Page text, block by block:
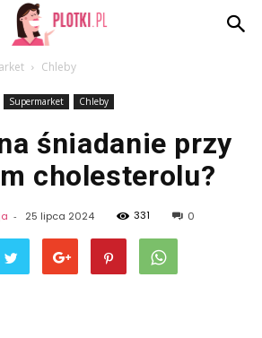
Chleby
Supermarket Chleby
śniadanie przy
cholesterolu?
- 25 lipca 2024 331 0